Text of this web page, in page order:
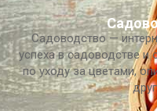
Перейти
к
контентуСадоводство —
успеха в садоводстве и
по уходу за цветами,